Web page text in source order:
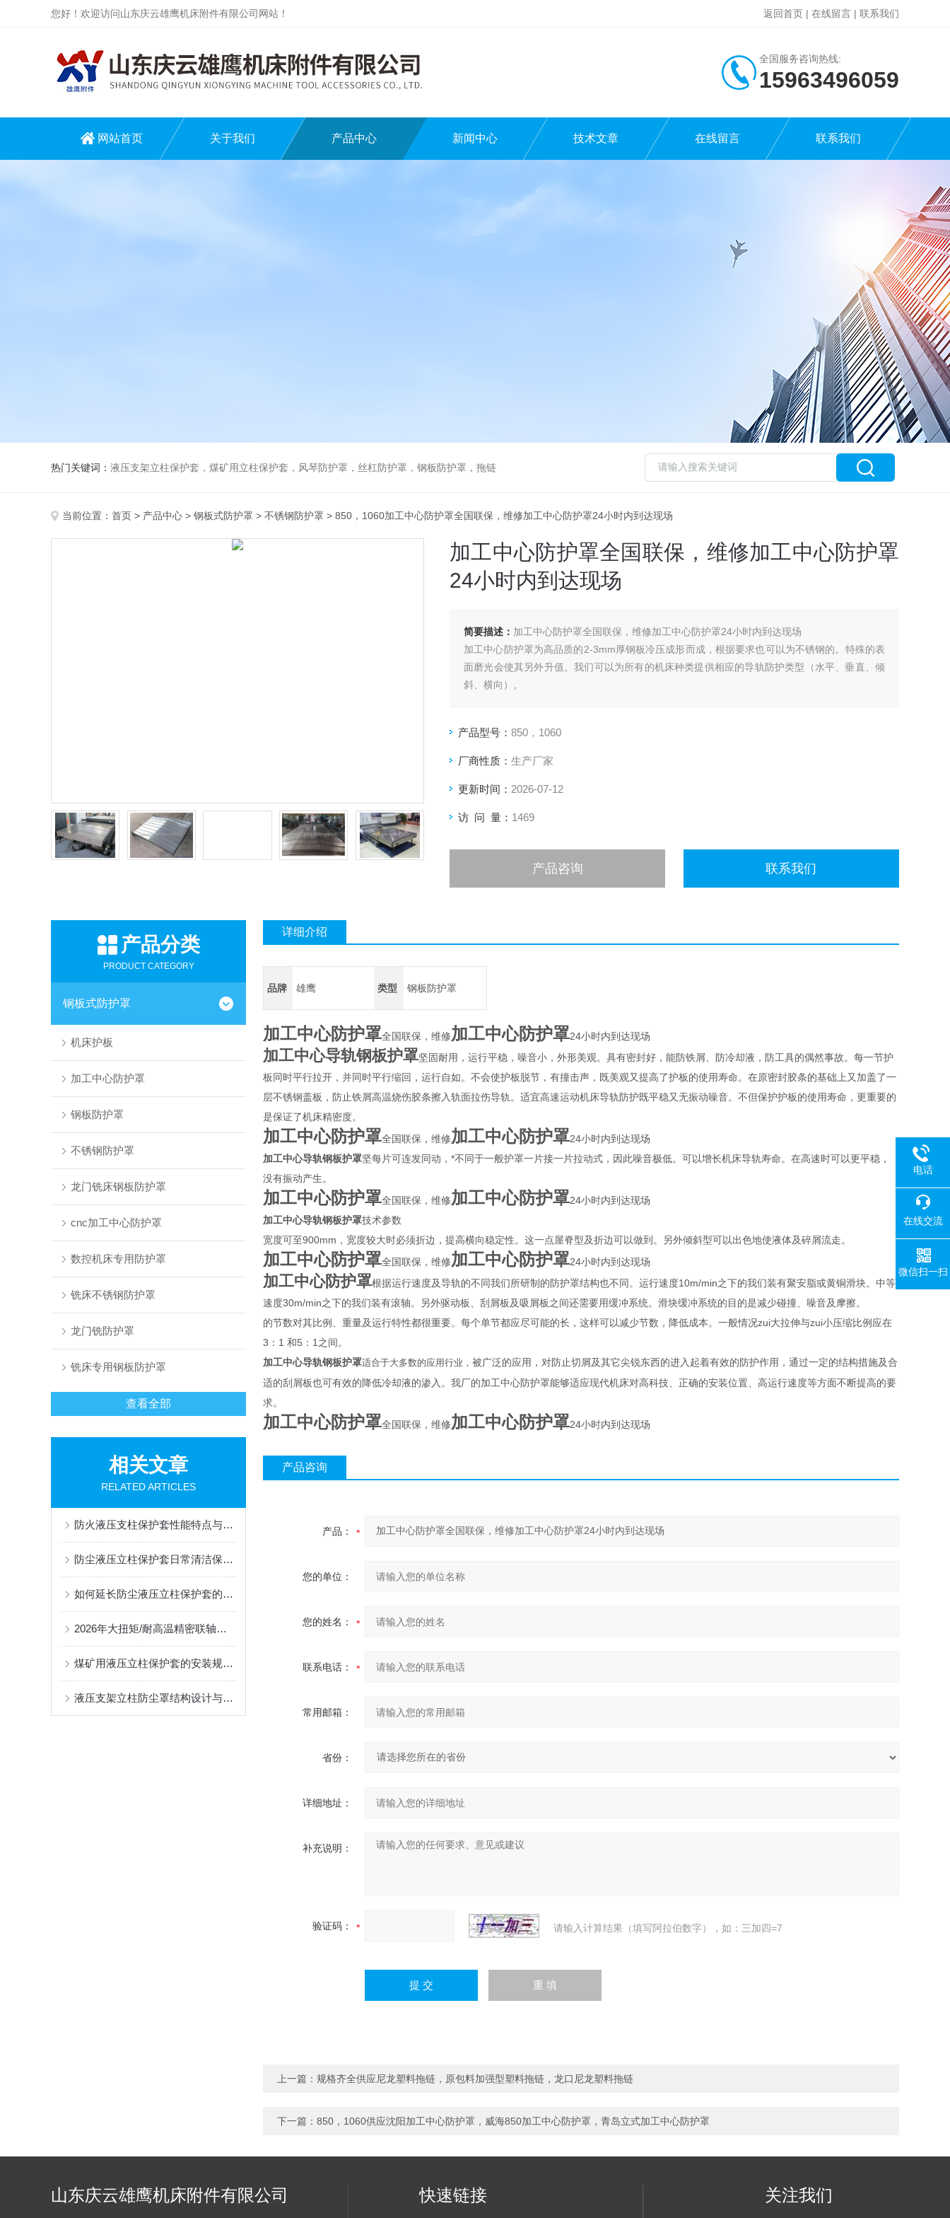
您好！欢迎访问山东庆云雄鹰机床附件有限公司网站！ 返回首页 | 在线留言 | 联系我们
全国服务咨询热线:
15963496059
网站首页 关于我们 产品中心 新闻中心 技术文章 在线留言 联系我们
热门关键词： 液压支架立柱保护套，煤矿用立柱保护套，风琴防护罩，丝杠防护罩，钢板防护罩，拖链
当前位置： 首页 > 产品中心 > 钢板式防护罩 > 不锈钢防护罩 > 850，1060加工中心防护罩全国联保，维修加工中心防护罩24小时内到达现场
加工中心防护罩全国联保，维修加工中心防护罩
24小时内到达现场
简要描述： 加工中心防护罩全国联保，维修加工中心防护罩24小时内到达现场
加工中心防护罩为高品质的2-3mm厚钢板冷压成形而成，根据要求也可以为不锈钢的。特殊的表
面磨光会使其另外升值。我们可以为所有的机床种类提供相应的导轨防护类型（水平、垂直、倾
斜、横向）。
产品型号： 850，1060
厂商性质： 生产厂家
更新时间： 2026-07-12
访 问 量： 1469
产品咨询 联系我们
产品分类
PRODUCT CATEGORY
钢板式防护罩
机床护板
加工中心防护罩
钢板防护罩
不锈钢防护罩
龙门铣床钢板防护罩
cnc加工中心防护罩
数控机床专用防护罩
铣床不锈钢防护罩
龙门铣防护罩
铣床专用钢板防护罩
查看全部
相关文章
RELATED ARTICLES
防火液压支柱保护套性能特点与阻燃防护应用
防尘液压立柱保护套日常清洁保养与更换规范
如何延长防尘液压立柱保护套的使用寿命？
2026年大扭矩/耐高温精密联轴器定制找哪家？能实现精准定制的优质厂家盘点
煤矿用液压立柱保护套的安装规范与使用寿命提升方案
液压支架立柱防尘罩结构设计与密封防护原理
详细介绍
品牌 雄鹰 类型 钢板防护罩
加工中心防护罩全国联保，维修加工中心防护罩24小时内到达现场
加工中心导轨钢板护罩坚固耐用，运行平稳，噪音小，外形美观。具有密封好，能防铁屑、防冷却液，防工具的偶然事故。每一节护
板同时平行拉开，并同时平行缩回，运行自如。不会使护板脱节，有撞击声，既美观又提高了护板的使用寿命。在原密封胶条的基础上又加盖了一
层不锈钢盖板，防止铁屑高温烧伤胶条擦入轨面拉伤导轨。适宜高速运动机床导轨防护既平稳又无振动噪音。不但保护护板的使用寿命，更重要的
是保证了机床精密度。
加工中心防护罩全国联保，维修加工中心防护罩24小时内到达现场
加工中心导轨钢板护罩坚每片可连发同动，*不同于一般护罩一片接一片拉动式，因此噪音极低。可以增长机床导轨寿命。在高速时可以更平稳，
没有振动产生。
加工中心防护罩全国联保，维修加工中心防护罩24小时内到达现场
加工中心导轨钢板护罩技术参数
宽度可至900mm，宽度较大时必须折边，提高横向稳定性。这一点屋脊型及折边可以做到。另外倾斜型可以出色地使液体及碎屑流走。
加工中心防护罩全国联保，维修加工中心防护罩24小时内到达现场
加工中心防护罩根据运行速度及导轨的不同我们所研制的防护罩结构也不同。运行速度10m/min之下的我们装有聚安脂或黄铜滑块。中等
速度30m/min之下的我们装有滚轴。另外驱动板、刮屑板及吸屑板之间还需要用缓冲系统。滑块缓冲系统的目的是减少碰撞、噪音及摩擦。
的节数对其比例、重量及运行特性都很重要。每个单节都应尽可能的长，这样可以减少节数，降低成本。一般情况zui大拉伸与zui小压缩比例应在
3：1 和5：1之间。
加工中心导轨钢板护罩适合于大多数的应用行业， 被广泛的应用，对防止切屑及其它尖锐东西的进入起着有效的防护作用，通过一定的结构措施及合
适的刮屑板也可有效的降低冷却液的渗入。我厂的加工中心防护罩能够适应现代机床对高科技、正确的安装位置、高运行速度等方面不断提高的要
求。
加工中心防护罩全国联保，维修加工中心防护罩24小时内到达现场
产品咨询
产品：
您的单位：
您的姓名：
联系电话：
常用邮箱：
省份：
详细地址：
补充说明：
验证码： 请输入计算结果（填写阿拉伯数字），如：三加四=7
上一篇： 规格齐全供应尼龙塑料拖链，原包料加强型塑料拖链，龙口尼龙塑料拖链
下一篇： 850，1060供应沈阳加工中心防护罩，威海850加工中心防护罩，青岛立式加工中心防护罩
山东庆云雄鹰机床附件有限公司 快速链接 关注我们
电话
在线交流
微信扫一扫